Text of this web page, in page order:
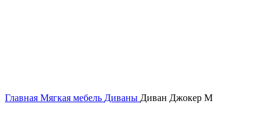
Главная Мягкая мебель Диваны Диван Джокер М